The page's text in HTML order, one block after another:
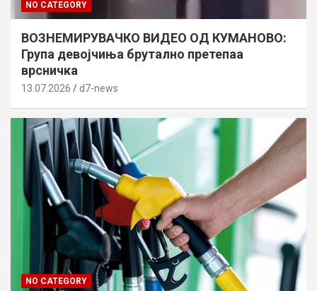
NO CATEGORY
ВОЗНЕМИРУВАЧКО ВИДЕО ОД КУМАНОВО:
Група девојчиња брутално претепаа
врсничка
13.07.2026 d7-news
NO CATEGORY